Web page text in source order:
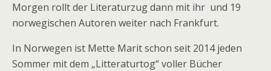
Morgen rollt der Literaturzug dann mit ihr und 19
norwegischen Autoren weiter nach Frankfurt.
In Norwegen ist Mette Marit schon seit 2014 jeden
Sommer mit dem „Litteraturtog“ voller Bücher